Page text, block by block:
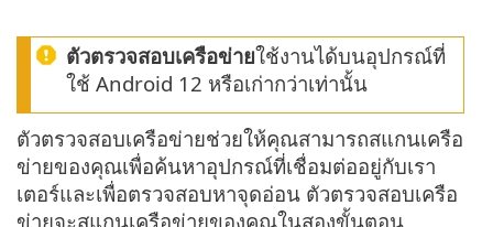
ตัวตรวจสอบเครือข่ายใช้งานได้บนอุปกรณ์ที่
ใช้ Android 12 หรือเก่ากว่าเท่านั้น
ตัวตรวจสอบเครือข่ายช่วยให้คุณสามารถสแกนเครือ
ข่ายของคุณเพื่อค้นหาอุปกรณ์ที่เชื่อมต่ออยู่กับเรา
เตอร์และเพื่อตรวจสอบหาจุดอ่อน ตัวตรวจสอบเครือ
ข่ายจะสแกนเครือข่ายของคุณในสองขั้นตอน